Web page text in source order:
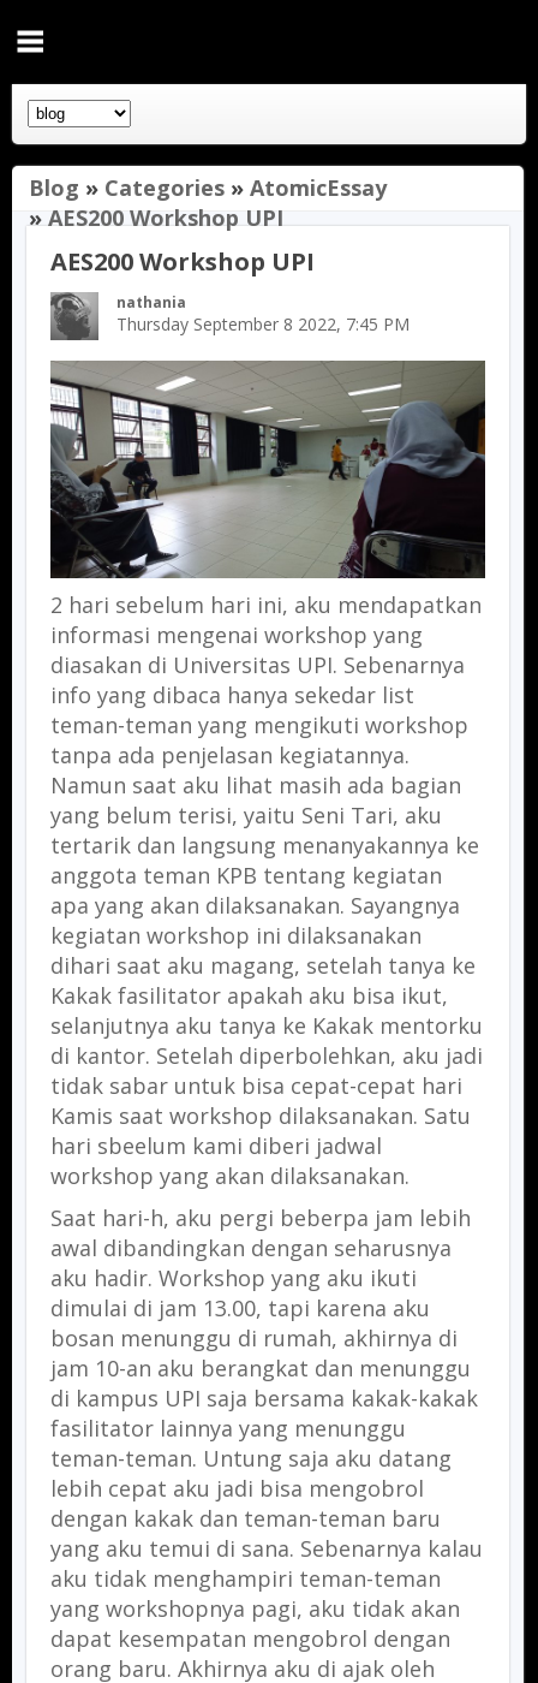
Blog » Categories » AtomicEssay
»AES200 Workshop UPI
AES200 Workshop UPI
nathania
Thursday September 8 2022, 7:45 PM
2 hari sebelum hari ini, aku mendapatkan
informasi mengenai workshop yang
diasakan di Universitas UPI. Sebenarnya
info yang dibaca hanya sekedar list
teman-teman yang mengikuti workshop
tanpa ada penjelasan kegiatannya.
Namun saat aku lihat masih ada bagian
yang belum terisi, yaitu Seni Tari, aku
tertarik dan langsung menanyakannya ke
anggota teman KPB tentang kegiatan
apa yang akan dilaksanakan. Sayangnya
kegiatan workshop ini dilaksanakan
dihari saat aku magang, setelah tanya ke
Kakak fasilitator apakah aku bisa ikut,
selanjutnya aku tanya ke Kakak mentorku
di kantor. Setelah diperbolehkan, aku jadi
tidak sabar untuk bisa cepat-cepat hari
Kamis saat workshop dilaksanakan. Satu
hari sbeelum kami diberi jadwal
workshop yang akan dilaksanakan.
Saat hari-h, aku pergi beberpa jam lebih
awal dibandingkan dengan seharusnya
aku hadir. Workshop yang aku ikuti
dimulai di jam 13.00, tapi karena aku
bosan menunggu di rumah, akhirnya di
jam 10-an aku berangkat dan menunggu
di kampus UPI saja bersama kakak-kakak
fasilitator lainnya yang menunggu
teman-teman. Untung saja aku datang
lebih cepat aku jadi bisa mengobrol
dengan kakak dan teman-teman baru
yang aku temui di sana. Sebenarnya kalau
aku tidak menghampiri teman-teman
yang workshopnya pagi, aku tidak akan
dapat kesempatan mengobrol dengan
orang baru. Akhirnya aku di ajak oleh